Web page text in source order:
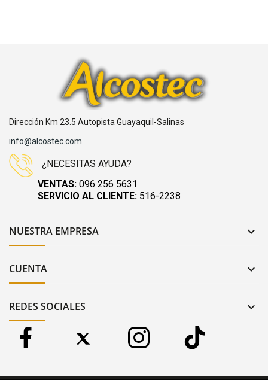
Dirección Km 23.5 Autopista Guayaquil-Salinas
info@alcostec.com
¿NECESITAS AYUDA?
VENTAS: 096 256 5631
SERVICIO AL CLIENTE: 516-2238
NUESTRA EMPRESA 
CUENTA 
REDES SOCIALES 